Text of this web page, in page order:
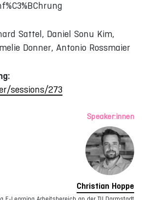
Sattel, Daniel Sonu Kim,
Donner, Antonio Rossmaier
sessions/273
Speaker:innen
Christian Hoppe